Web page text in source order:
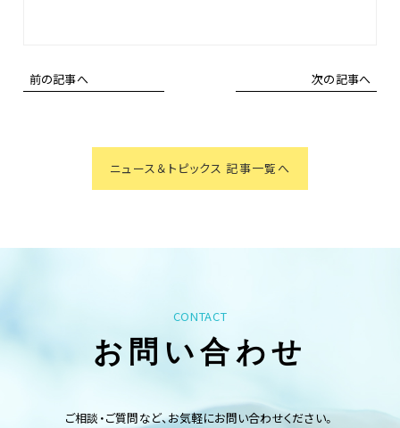
前の記事へ
ニュース＆トピックス 記事一覧へ
次の記事へ
CONTACT
お問い合わせ
ご相談・ご質問など、お気軽にお問い合わせください。